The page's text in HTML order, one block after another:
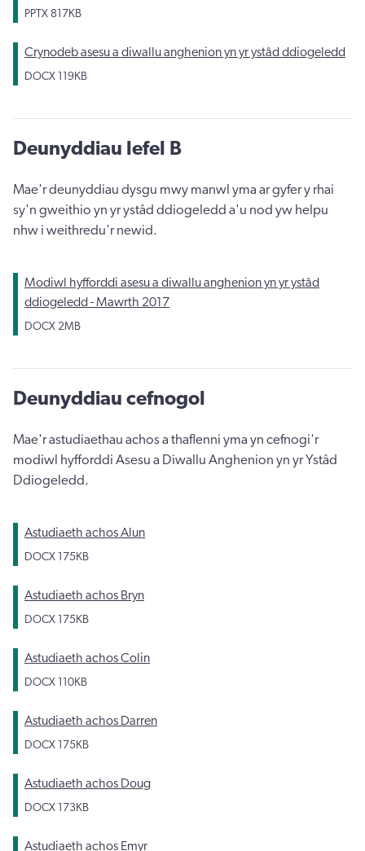
PPTX 817KB
Crynodeb asesu a diwallu anghenion yn yr ystâd ddiogeledd
DOCX 119KB
Deunyddiau lefel B
Mae'r deunyddiau dysgu mwy manwl yma ar gyfer y rhai
sy'n gweithio yn yr ystâd ddiogeledd a'u nod yw helpu
nhw i weithredu'r newid.
Modiwl hyfforddi asesu a diwallu anghenion yn yr ystâd
ddiogeledd - Mawrth 2017
DOCX 2MB
Deunyddiau cefnogol
Mae'r astudiaethau achos a thaflenni yma yn cefnogi'r
modiwl hyfforddi Asesu a Diwallu Anghenion yn yr Ystâd
Ddiogeledd.
Astudiaeth achos Alun
DOCX 175KB
Astudiaeth achos Bryn
DOCX 175KB
Astudiaeth achos Colin
DOCX 110KB
Astudiaeth achos Darren
DOCX 175KB
Astudiaeth achos Doug
DOCX 173KB
Astudiaeth achos Emyr